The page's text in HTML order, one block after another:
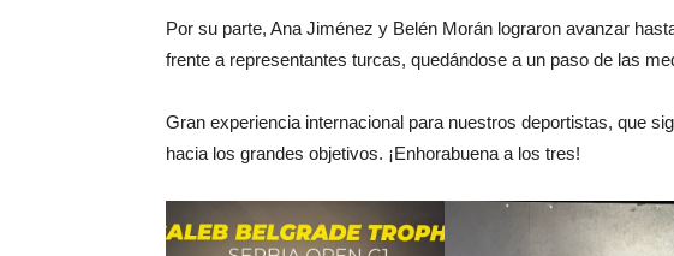
Por su parte, Ana Jiménez y Belén Morán lograron avanzar
frente a representantes turcas, quedándose a un paso de las
Gran experiencia internacional para nuestros deportistas, que
hacia los grandes objetivos. ¡Enhorabuena a los tres!